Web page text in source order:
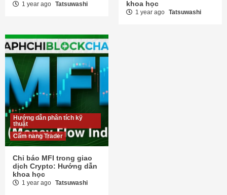
1 year ago Tatsuwashi
khoa học
1 year ago Tatsuwashi
Hướng dẫn phân tích kỹ
thuật
Cẩm nang Trader
Chỉ báo MFI trong giao
dịch Crypto: Hướng dẫn
khoa học
1 year ago Tatsuwashi